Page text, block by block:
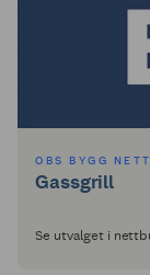
OBS BYGG
Gassgrill
Se utvalget i